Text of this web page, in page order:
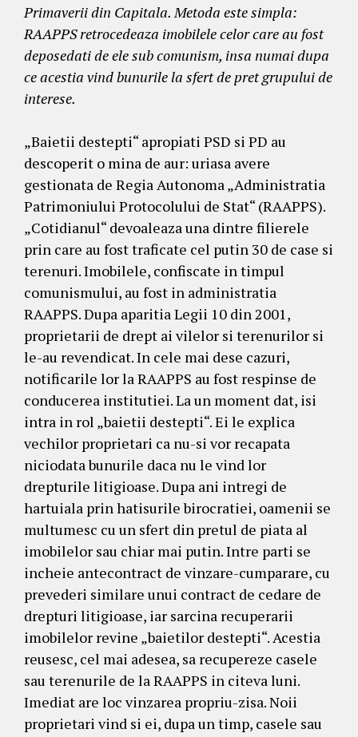
Primaverii din Capitala. Metoda este simpla:
RAAPPS retrocedeaza imobilele celor care au fost
deposedati de ele sub comunism, insa numai dupa
ce acestia vind bunurile la sfert de pret grupului de
interese.
„Baietii destepti“ apropiati PSD si PD au
descoperit o mina de aur: uriasa avere
gestionata de Regia Autonoma „Administratia
Patrimoniului Protocolului de Stat“ (RAAPPS).
„Cotidianul“ devoaleaza una dintre filierele
prin care au fost traficate cel putin 30 de case si
terenuri. Imobilele, confiscate in timpul
comunismului, au fost in administratia
RAAPPS. Dupa aparitia Legii 10 din 2001,
proprietarii de drept ai vilelor si terenurilor si
le-au revendicat. In cele mai dese cazuri,
notificarile lor la RAAPPS au fost respinse de
conducerea institutiei. La un moment dat, isi
intra in rol „baietii destepti“. Ei le explica
vechilor proprietari ca nu-si vor recapata
niciodata bunurile daca nu le vind lor
drepturile litigioase. Dupa ani intregi de
hartuiala prin hatisurile birocratiei, oamenii se
multumesc cu un sfert din pretul de piata al
imobilelor sau chiar mai putin. Intre parti se
incheie antecontract de vinzare-cumparare, cu
prevederi similare unui contract de cedare de
drepturi litigioase, iar sarcina recuperarii
imobilelor revine „baietilor destepti“. Acestia
reusesc, cel mai adesea, sa recupereze casele
sau terenurile de la RAAPPS in citeva luni.
Imediat are loc vinzarea propriu-zisa. Noii
proprietari vind si ei, dupa un timp, casele sau